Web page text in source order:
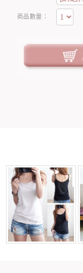
商品數量：